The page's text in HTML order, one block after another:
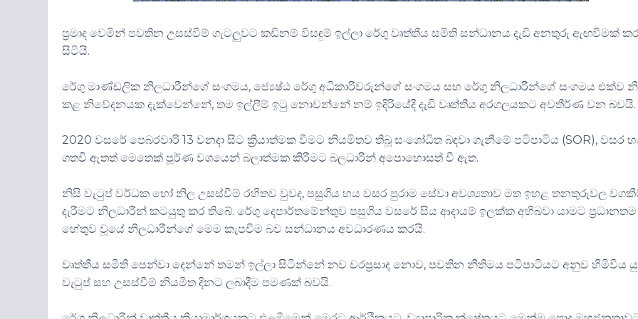
ප්‍රමාද වෙමින් පවතින උසස්වීම් ගැටලුවට කඩිනම් විසඳුම් ඉල්ලා රේගු වෘත්තීය සමිති සන්ධානය දැඩි අනතුරු ඇඟවීමක්
සිටියි.
රේගු මාණ්ඩලික නිලධාරීන්ගේ සංගමය, ජ්‍යෙෂ්ඨ රේගු අධිකාරිවරුන්ගේ සංගමය සහ රේගු නිලධාරීන්ගේ සංගමය එක්ව
කළ නිවේදනයක දැක්වෙන්නේ, තම ඉල්ලීම් ඉටු නොවන්නේ නම් ඉදිරියේදී දැඩි වෘත්තීය අරගලයකට අවතීර්ණ වන බවයි.
2020 වසරේ පෙබරවාරි 13 වනදා සිට ක්‍රියාත්මක වීමට නියමිතව තිබූ සංශෝධිත බඳවා ගැනීමේ පටිපාටිය (SOR), වසර
ගතවී ඇතත් මෙතෙක් පූර්ණ වශයෙන් බලාත්මක කිරීමට බලධාරීන් අපොහොසත් වී ඇත.
නිසි වැටුප් වර්ධක හෝ නිල උසස්වීම් රහිතව වුවද, පසුගිය හය වසර පුරාම සේවා අවශ්‍යතාව මත ඉහළ තනතුරුවල
දැරීමට නිලධාරීන් කටයුතු කර තිබේ. රේගු දෙපාර්තමේන්තුව පසුගිය වසරේ සිය ආදායම් ඉලක්ක අභිබවා යාමට ප්‍රධානතම
හේතුව වූයේ නිලධාරීන්ගේ මෙම කැපවීම බව සන්ධානය අවධාරණය කරයි.
වෘත්තීය සමිති පෙන්වා දෙන්නේ තමන් ඉල්ලා සිටින්නේ නව වරප්‍රසාද නොව, පවතින නීතිමය පටිපාටියට අනුව හිමිවිය
වැටුප් සහ උසස්වීම් නියමිත දිනට ලබාදීම පමණක් බවයි.